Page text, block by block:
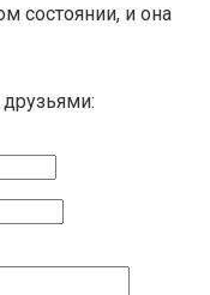
состоянии, и она
друзьями: